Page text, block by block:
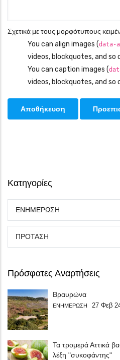
Σχετικά με τους μορφότυπους
You can align images (data-
videos, blockquotes, and so
You can caption images (
videos, blockquotes, and so
Κατηγορίες
ΕΝΗΜΕΡΩΣΗ
ΠΡΟΤΑΣΗ
Πρόσφατες Αναρτήσεις
Βραυρώνα
ΕΝΗΜΕΡΩΣΗ 27 Φεβ
Τα τρομερά Αττικά
λέξη "συκοφάντης"